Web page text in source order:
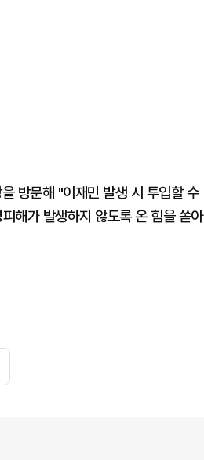
방문해 "이재민 발생 시 투입할 수
해가 발생하지 않도록 온 힘을 쏟아